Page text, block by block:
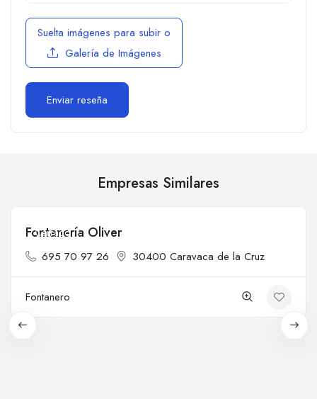
Suelta imágenes para subir o
Galería de Imágenes
Empresas Similares
Cerrado
Fontanería Oliver
695 70 97 26 30400 Caravaca de la Cruz
Fontanero